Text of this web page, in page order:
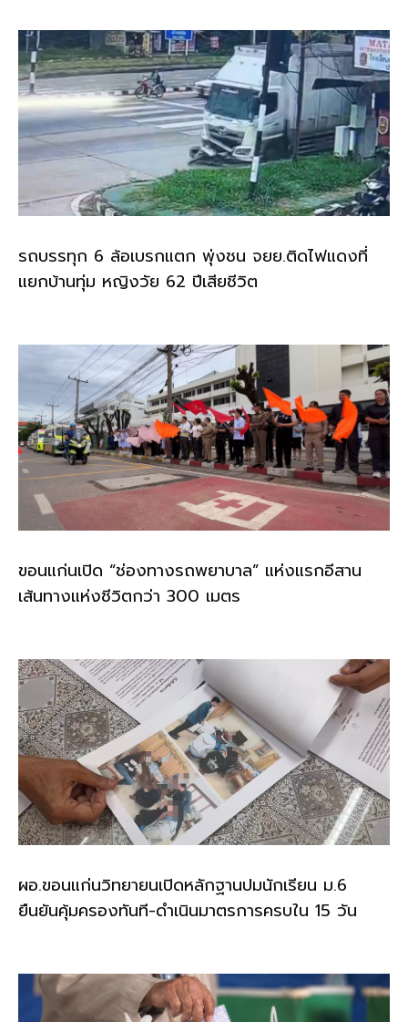
k
รถบรรทุก 6 ล้อเบรกแตก พุ่งชน จยย.ติดไฟแดงที่
แยกบ้านทุ่ม หญิงวัย 62 ปีเสียชีวิต
ขอนแก่นเปิด “ช่องทางรถพยาบาล” แห่งแรกอีสาน
เส้นทางแห่งชีวิตกว่า 300 เมตร
ผอ.ขอนแก่นวิทยายนเปิดหลักฐานปมนักเรียน ม.6
ยืนยันคุ้มครองทันที-ดำเนินมาตรการครบใน 15 วัน